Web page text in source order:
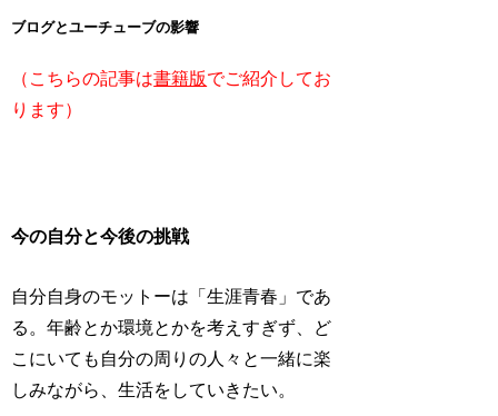
ブログとユーチューブの影響
（こちらの記事は書籍版でご紹介してお
ります）
今の自分と今後の挑戦
自分自身のモットーは「生涯青春」であ
る。年齢とか環境とかを考えすぎず、ど
こにいても自分の周りの人々と一緒に楽
しみながら、生活をしていきたい。